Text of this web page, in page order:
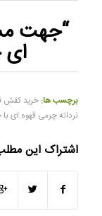
“جهت
برچسب ها: خرید کفش
نردانه چرمی قهوه ای
اشتراک این